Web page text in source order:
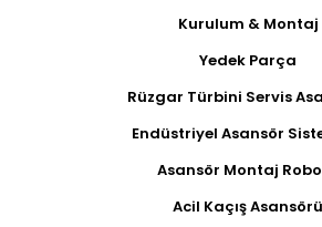
Kurulum & Montaj
Yedek Parça
Rüzgar Türbini Servis
Endüstriyel Asansör
Asansör Montaj
Acil Kaçış Asansörü